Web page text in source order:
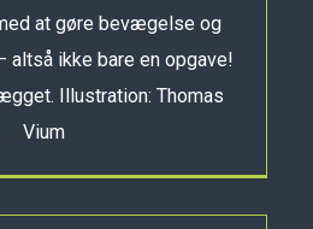
at gøre bevægelse og
altså ikke bare en opgave!
Illustration: Thomas
Vium